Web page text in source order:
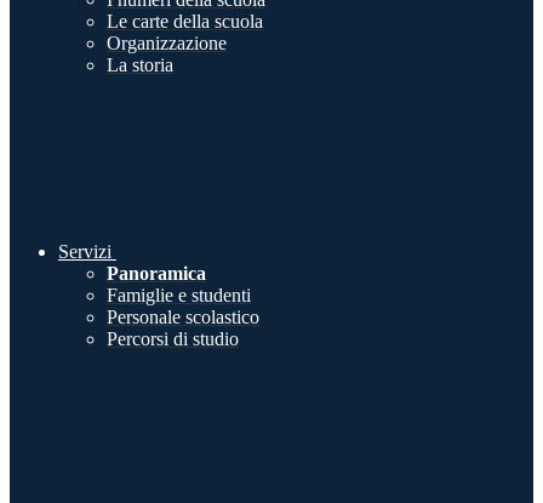
Le carte della scuola
Organizzazione
La storia
Servizi
Panoramica
Famiglie e studenti
Personale scolastico
Percorsi di studio